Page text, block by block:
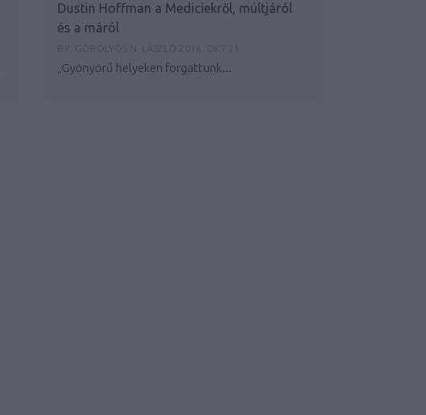
Dustin Hoffman a Mediciekről, múltjáról
és a máról
„Gyönyörű helyeken forgattunk...